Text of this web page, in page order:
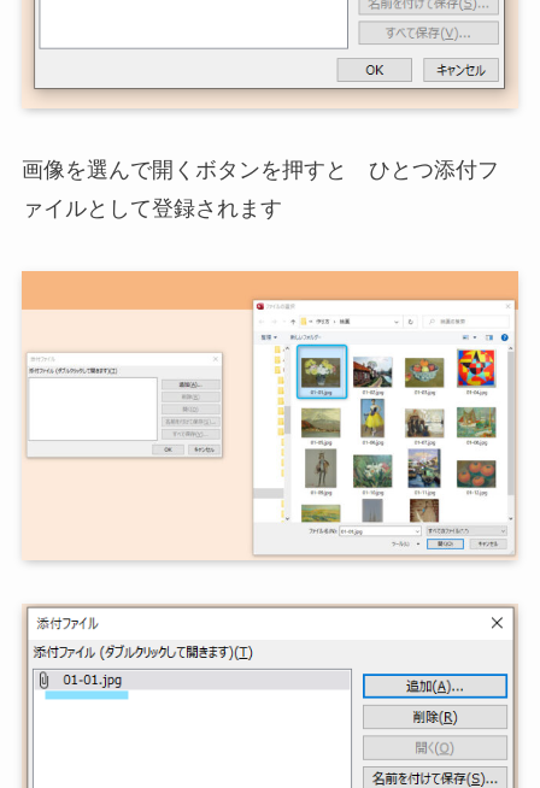
画像を選んで開くボタンを押すと ひとつ添付フ
ァイルとして登録されます